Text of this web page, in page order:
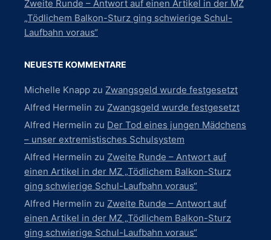
Zweite Runde – Antwort auf einen Artikel in der MZ
„Tödlichem Balkon-Sturz ging schwierige Schul-
Laufbahn voraus“
NEUESTE KOMMENTARE
Michelle Knapp zu Zwangsgeld wurde festgesetzt
Alfred Hermelin zu Zwangsgeld wurde festgesetzt
Alfred Hermelin zu Der Tod eines jungen Mädchens
– unser extremistisches Schulsystem
Alfred Hermelin zu Zweite Runde – Antwort auf
einen Artikel in der MZ „Tödlichem Balkon-Sturz
ging schwierige Schul-Laufbahn voraus“
Alfred Hermelin zu Zweite Runde – Antwort auf
einen Artikel in der MZ „Tödlichem Balkon-Sturz
ging schwierige Schul-Laufbahn voraus“